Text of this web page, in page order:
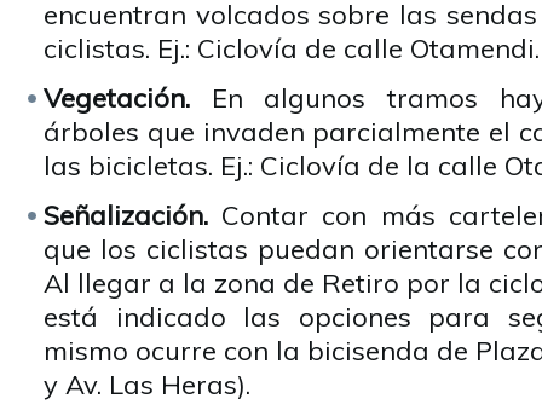
encuentran volcados sobre las
ciclistas. Ej.: Ciclovía de calle Otamendi.
Vegetación. En algunos tramos
árboles que invaden parcialmente el
las bicicletas. Ej.: Ciclovía de la calle
Señalización. Contar con más
que los ciclistas puedan orientarse
Al llegar a la zona de Retiro por la
está indicado las opciones para
mismo ocurre con la bicisenda de
y Av. Las Heras).